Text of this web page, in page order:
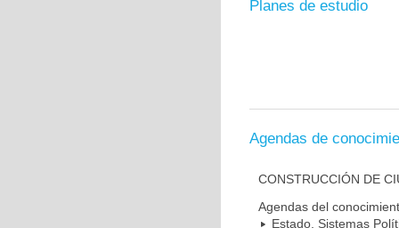
Planes de estudio
Agendas de
CONSTRUCCIÓN DE
Agendas del
Estado, Sistemas